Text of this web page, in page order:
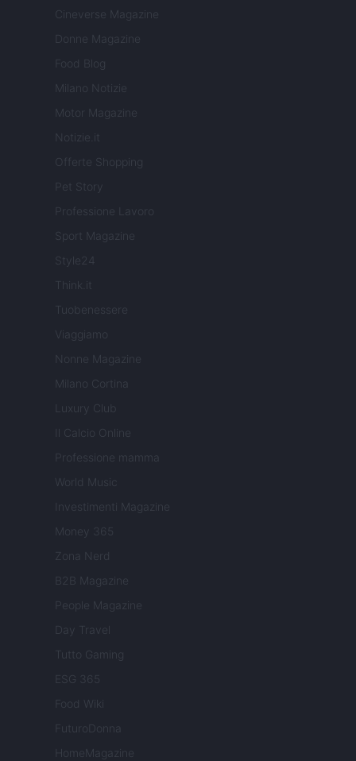
Cineverse Magazine
Donne Magazine
Food Blog
Milano Notizie
Motor Magazine
Notizie.it
Offerte Shopping
Pet Story
Professione Lavoro
Sport Magazine
Style24
Think.it
Tuobenessere
Viaggiamo
Nonne Magazine
Milano Cortina
Luxury Club
Il Calcio Online
Professione mamma
World Music
Investimenti Magazine
Money 365
Zona Nerd
B2B Magazine
People Magazine
Day Travel
Tutto Gaming
ESG 365
Food Wiki
FuturoDonna
HomeMagazine